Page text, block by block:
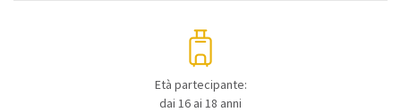
Età partecipante:
dai 16 ai 18 anni